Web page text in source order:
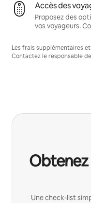
Accès des
Proposez des
vos voyageurs.
Les frais supplémentaires
Contactez le responsable
Une check-list